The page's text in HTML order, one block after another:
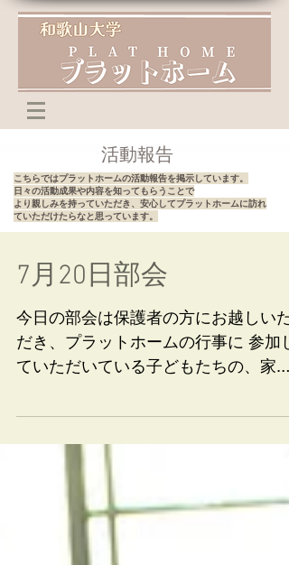
​活動報告
こちらではプラットホームの活動報告を掲示しています。
​日々の活動成果や内容を知ってもらうことで
より親しみを持っていただき、安心してプラットホームに訪れ
ていただけたらなと思っています。
7月20日部会
今日の部会は保護者の方にお越しいた
だき、プラットホームの行事に 参加し
ていただいている子どもたちの、家で
たちの知らない子供の様子がたくさん
子どもたちにとって、プラットホーム
の存在がとても大切なものである...